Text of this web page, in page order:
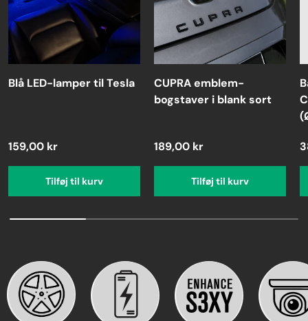
Blå LED-lamper til Tesla
159,00 kr
Tilføj til kurv
CUPRA emblem-
bogstaver i blank sort
189,00 kr
Tilføj til kurv